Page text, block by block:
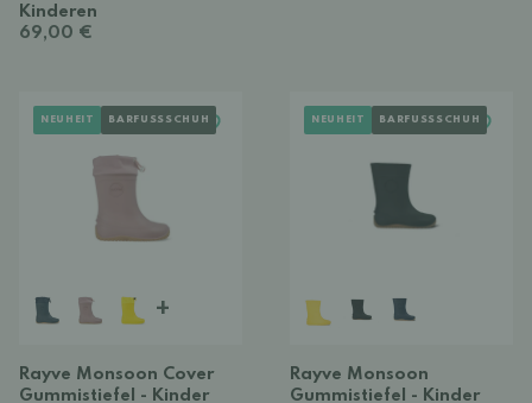
Kinderen
69,00 €
+
NEUHEIT BARFUSSSCHUH
Rayve Monsoon Cover
Gummistiefel - Kinder
NEUHEIT BARFUSSSCHUH
Rayve Monsoon
Gummistiefel - Kinder